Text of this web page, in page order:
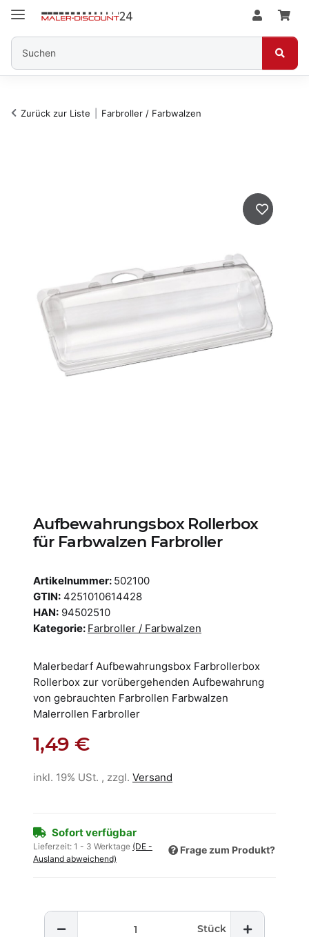
Zurück zur Liste Farbroller / Farbwalzen
Aufbewahrungsbox Rollerbox
für Farbwalzen Farbroller
Artikelnummer: 502100
GTIN: 4251010614428
HAN: 94502510
Kategorie: Farbroller / Farbwalzen
Malerbedarf Aufbewahrungsbox Farbrollerbox
Rollerbox zur vorübergehenden Aufbewahrung
von gebrauchten Farbrollen Farbwalzen
Malerrollen Farbroller
1,49 €
inkl. 19% USt. , zzgl. Versand
Sofort verfügbar
Lieferzeit: 1 - 3 Werktage (DE -
Ausland abweichend)
Frage zum Produkt?
Stück